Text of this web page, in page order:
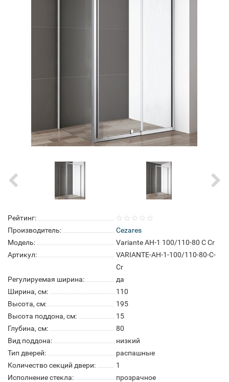
Рейтинг:
Производитель:
Cezares
Модель:
Variante AH-1 100/110-80 C Cr
Артикул:
VARIANTE-AH-1-100/110-80-C-
Cr
Регулируемая ширина:
да
Ширина, см:
110
Высота, см:
195
Высота поддона, см:
15
Глубина, см:
80
Вид поддона:
низкий
Тип дверей:
распашные
Количество секций двери:
1
Исполнение стекла:
прозрачное